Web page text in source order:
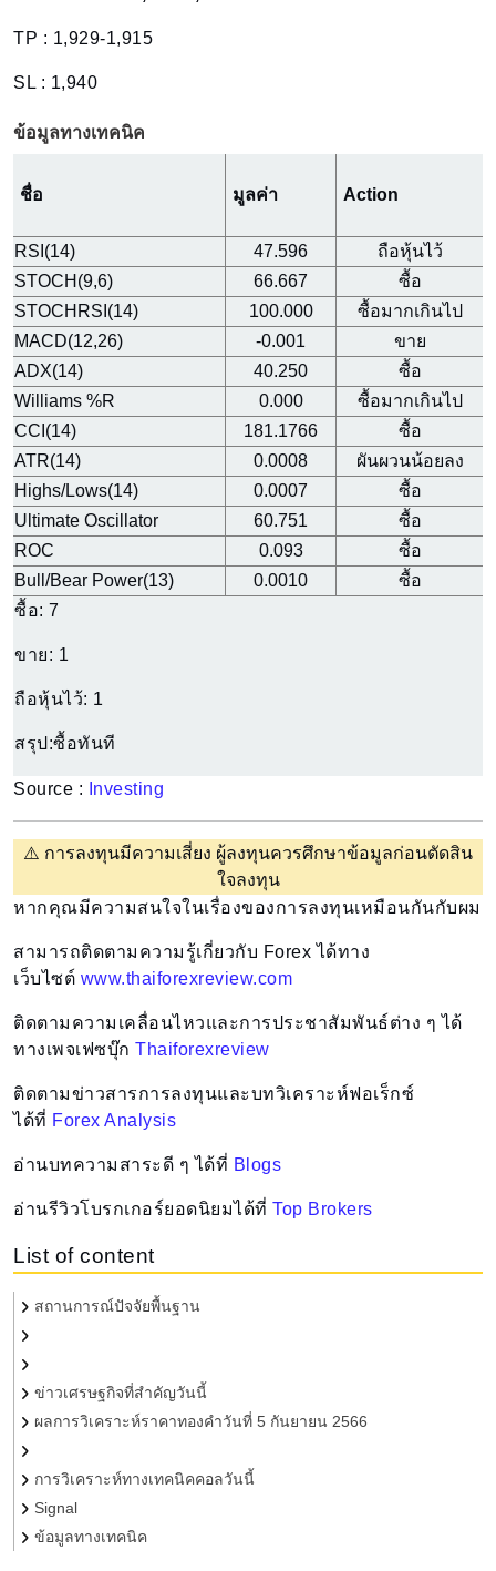
TP : 1,929-1,915
SL : 1,940
ข้อมูลทางเทคนิค
ชื่อ มูลค่า Action
RSI(14) 47.596
ถือหุ้นไว้
STOCH(9,6)
66.667
ซื้อ
STOCHRSI(14)
100.000
ซื้อมากเกินไป
MACD(12,26)
-0.001
ขาย
ADX(14)
40.250
ซื้อ
Williams %R
0.000
ซื้อมากเกินไป
CCI(14)
181.1766
ซื้อ
ATR(14)
0.0008
ผันผวนน้อยลง
Highs/Lows(14)
0.0007
ซื้อ
Ultimate Oscillator
60.751
ซื้อ
ROC
0.093
ซื้อ
Bull/Bear Power(13)
0.0010
ซื้อ
ซื้อ: 7
ขาย: 1
ถือหุ้นไว้: 1
สรุป:ซื้อทันที
Source : Investing
⚠️ การลงทุนมีความเสี่ยง ผู้ลงทุนควรศึกษาข้อมูลก่อนตัดสิน
ใจลงทุน
หากคุณมีความสนใจในเรื่องของการลงทุนเหมือนกันกับผม
สามารถติดตามความรู้เกี่ยวกับ Forex ได้ทาง
เว็บไซต์ www.thaiforexreview.com
ติดตามความเคลื่อนไหวและการประชาสัมพันธ์ต่าง ๆ ได้
ทางเพจเฟซบุ๊ก Thaiforexreview
ติดตามข่าวสารการลงทุนและบทวิเคราะห์ฟอเร็กซ์
ได้ที่ Forex Analysis
อ่านบทความสาระดี ๆ ได้ที่ Blogs
อ่านรีวิวโบรกเกอร์ยอดนิยมได้ที่ Top Brokers
List of content
สถานการณ์ปัจจัยพื้นฐาน
ข่าวเศรษฐกิจที่สำคัญวันนี้
ผลการวิเคราะห์ราคาทองคำวันที่ 5 กันยายน 2566
การวิเคราะห์ทางเทคนิคคอลวันนี้
Signal
ข้อมูลทางเทคนิค